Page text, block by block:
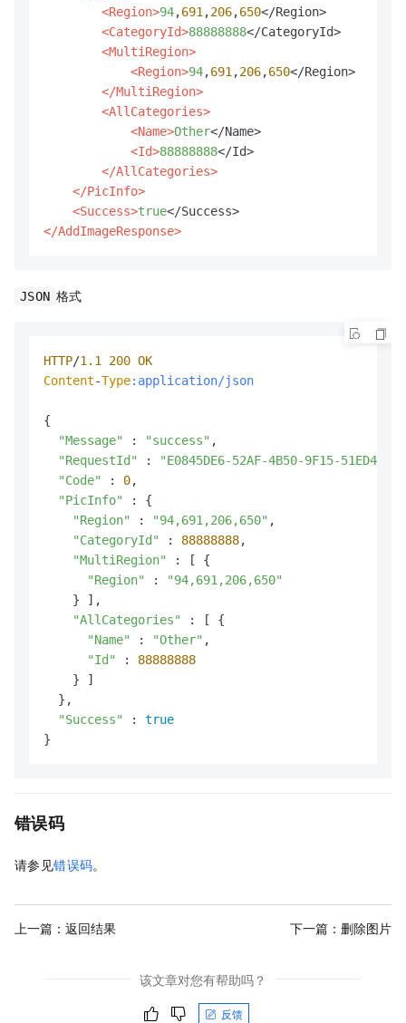
<Region>94,691 ,206,650</Region>
<CategoryId>88888888</CategoryId>
<MultiRegion>
<Region>94,691 ,206,650</Region>
</MultiRegion>
<AllCategories>
<Name>Other</Name>
<Id>88888888</Id>
</AllCategories>
</PicInfo>
<Success>true
</AddImageResponse>
JSON 格式
HTTP/1.1 200 OK
Content-Type:application/json
{
"Message"
: "success" ,
"RequestId"
:
"E0845DE6-52AF-4B50-9F15-
"Code"
: 0,
"PicInfo"
: {
"Region"
: "94,691,206,650" ,
"CategoryId"
: 88888888,
"MultiRegion"
: [ {
"Region"
:
"94,691,206,650"
    } ],
"AllCategories"
: [ {
"Name"
: "Other" ,
"Id"
: 88888888
    } ]
  },
"Success"
: true
}
错误码
请参见错误码。
上一篇： 返回结果 下一篇： 删除图片
该文章对您有帮助吗？
反馈